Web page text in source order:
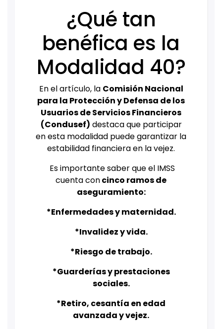
¿Qué tan
benéfica es la
Modalidad 40?
En el artículo, la Comisión Nacional
para la Protección y Defensa de los
Usuarios de Servicios Financieros
(Condusef) destaca que participar
en esta modalidad puede garantizar la
estabilidad financiera en la vejez.
Es importante saber que el IMSS
cuenta concinco ramos de
aseguramiento:
*Enfermedades y maternidad.
*Invalidez y vida.
*Riesgo de trabajo.
*Guarderías y prestaciones
sociales.
*Retiro, cesantía en edad
avanzada y vejez.